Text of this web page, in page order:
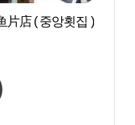
片店 ( 중앙횟집 )